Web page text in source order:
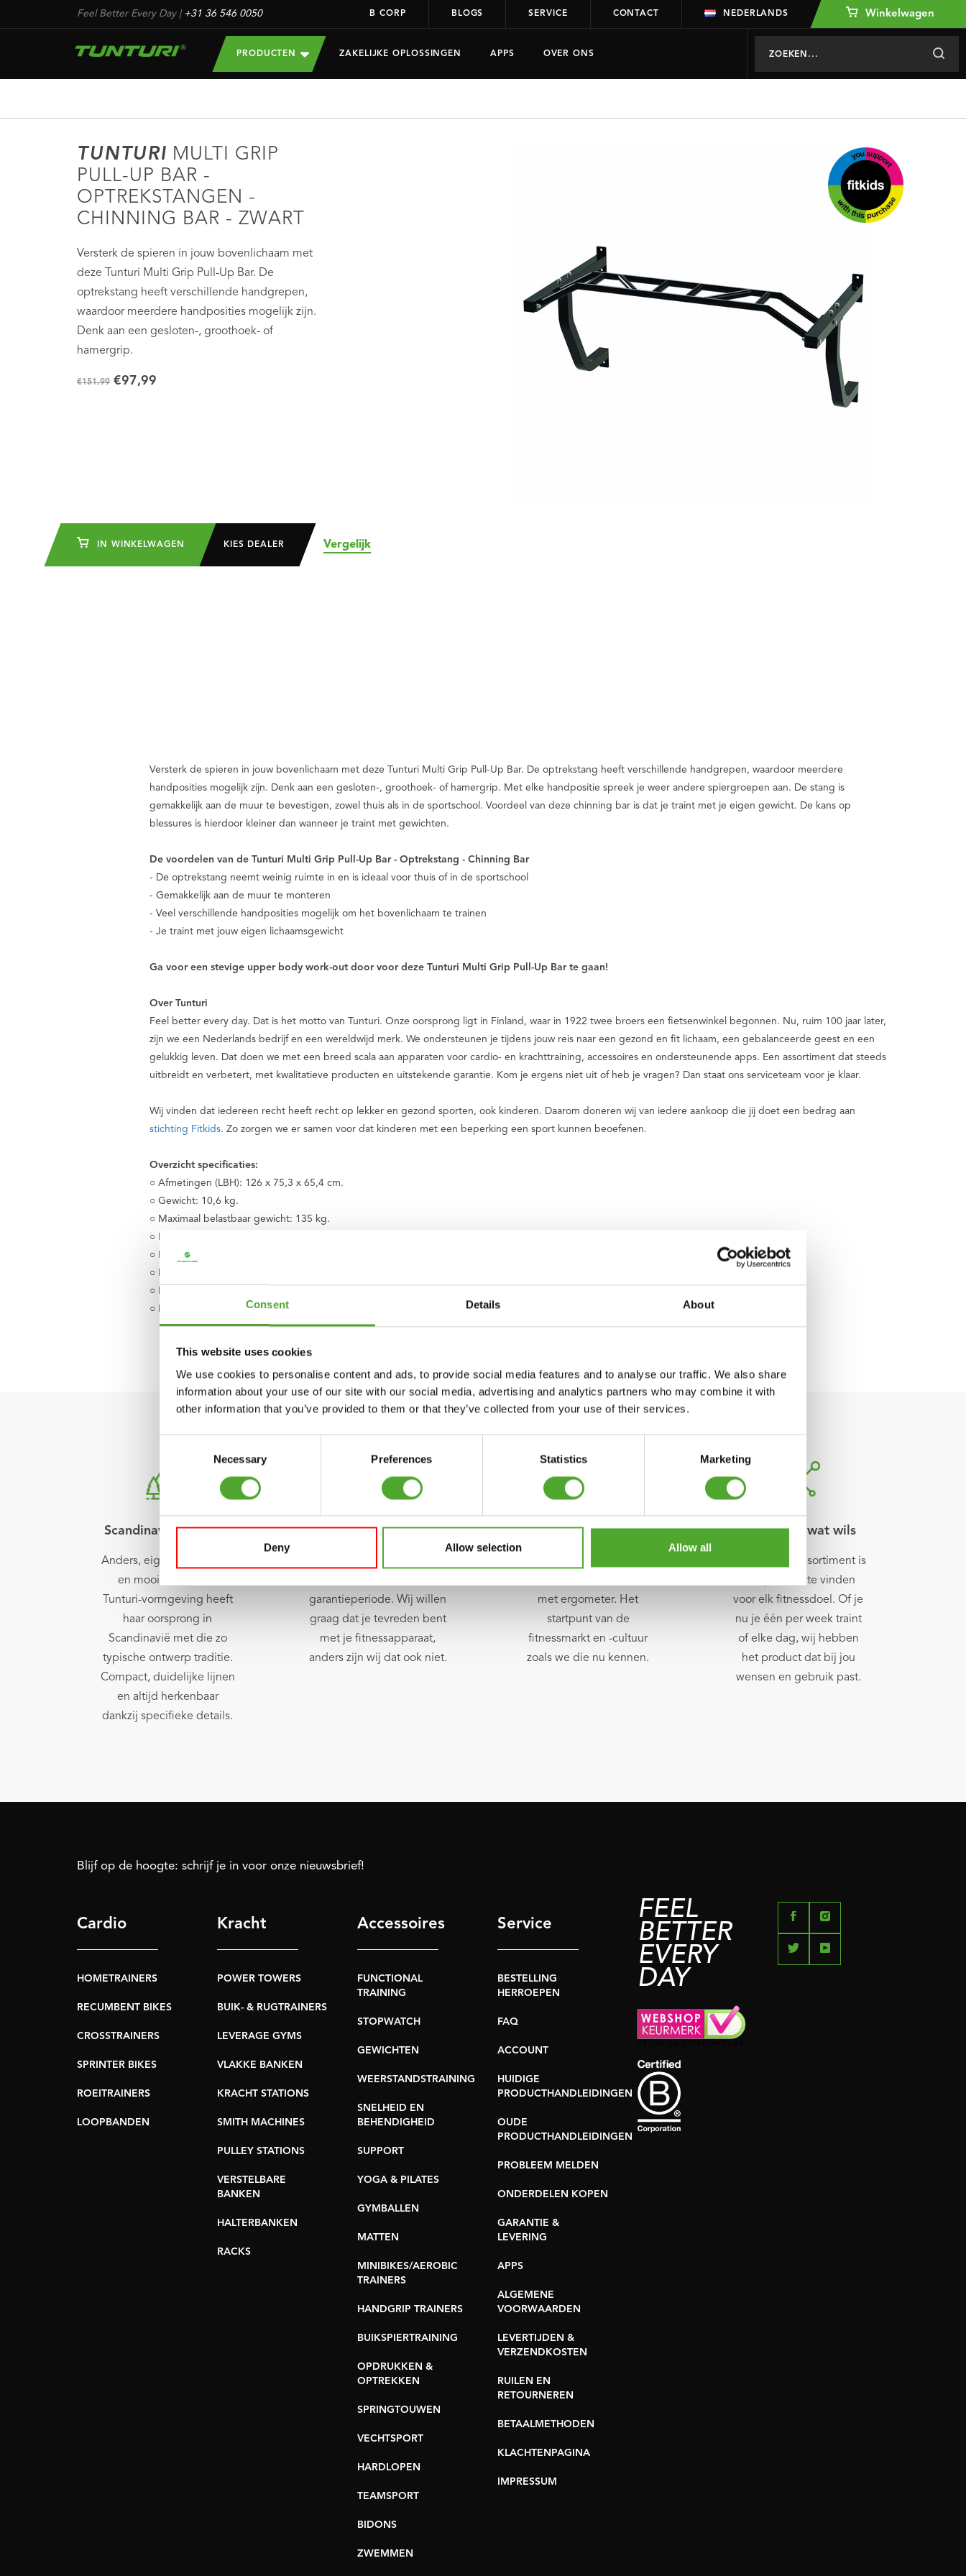
Consent Details About
This website uses cookies
We use cookies to personalise content and ads, to provide social media features and to analyse our traffic. We also share
information about your use of our site with our social media, advertising and analytics partners who may combine it with
other information that you’ve provided to them or that they’ve collected from your use of their services.
Necessary Preferences Statistics Marketing
Deny Allow selection Allow all
Feel Better Every Day| +31 36 546 0050 B CORP BLOGS SERVICE CONTACT NEDERLANDS Winkelwagen
PRODUCTEN ZAKELIJKE OPLOSSINGEN APPS OVER ONS
TUNTURI MULTI GRIP
PULL-UP BAR -
OPTREKSTANGEN -
CHINNING BAR - ZWART
Versterk de spieren in jouw bovenlichaam met
deze Tunturi Multi Grip Pull-Up Bar. De
optrekstang heeft verschillende handgrepen,
waardoor meerdere handposities mogelijk zijn.
Denk aan een gesloten-, groothoek- of
hamergrip.
€151,99 €97,99
IN WINKELWAGEN KIES DEALER Vergelijk
Versterk de spieren in jouw bovenlichaam met deze Tunturi Multi Grip Pull-Up Bar. De optrekstang heeft verschillende handgrepen, waardoor meerdere
handposities mogelijk zijn. Denk aan een gesloten-, groothoek- of hamergrip. Met elke handpositie spreek je weer andere spiergroepen aan. De stang is
gemakkelijk aan de muur te bevestigen, zowel thuis als in de sportschool. Voordeel van deze chinning bar is dat je traint met je eigen gewicht. De kans op
blessures is hierdoor kleiner dan wanneer je traint met gewichten.
De voordelen van de Tunturi Multi Grip Pull-Up Bar - Optrekstang - Chinning Bar
- De optrekstang neemt weinig ruimte in en is ideaal voor thuis of in de sportschool
- Gemakkelijk aan de muur te monteren
- Veel verschillende handposities mogelijk om het bovenlichaam te trainen
- Je traint met jouw eigen lichaamsgewicht
Ga voor een stevige upper body work-out door voor deze Tunturi Multi Grip Pull-Up Bar te gaan!
Over Tunturi
Feel better every day. Dat is het motto van Tunturi. Onze oorsprong ligt in Finland, waar in 1922 twee broers een fietsenwinkel begonnen. Nu, ruim 100 jaar later,
zijn we een Nederlands bedrijf en een wereldwijd merk. We ondersteunen je tijdens jouw reis naar een gezond en fit lichaam, een gebalanceerde geest en een
gelukkig leven. Dat doen we met een breed scala aan apparaten voor cardio- en krachttraining, accessoires en ondersteunende apps. Een assortiment dat steeds
uitbreidt en verbetert, met kwalitatieve producten en uitstekende garantie. Kom je ergens niet uit of heb je vragen? Dan staat ons serviceteam voor je klaar.
Wij vinden dat iedereen recht heeft recht op lekker en gezond sporten, ook kinderen. Daarom doneren wij van iedere aankoop die jij doet een bedrag aan
stichting Fitkids. Zo zorgen we er samen voor dat kinderen met een beperking een sport kunnen beoefenen.
Overzicht specificaties:
○ Afmetingen (LBH): 126 x 75,3 x 65,4 cm.
○ Gewicht: 10,6 kg.
○ Maximaal belastbaar gewicht: 135 kg.
○ Bevestigingsmateriaal niet inbegrepen
○ Kleur: Zwart
○ Materiaal: Kunststof
○ Productcode: 14TUSCF022
○ EAN code: 8717842026663
Scandinavisch design
Anders, eigenzinnig, strak
en mooi. De unieke
Tunturi-vormgeving heeft
haar oorsprong in
Scandinavië met die zo
typische ontwerp traditie.
Compact, duidelijke lijnen
en altijd herkenbaar
dankzij specifieke details.
Meerjarige garantie
garantieperiode. Wij willen
graag dat je tevreden bent
met je fitnessapparaat,
anders zijn wij dat ook niet.
Tunturi, de fitness pionier
met ergometer. Het
startpunt van de
fitnessmarkt en -cultuur
zoals we die nu kennen.
Voor ieder wat wils
In ons ruime assortiment is
een product te vinden
voor elk fitnessdoel. Of je
nu je één per week traint
of elke dag, wij hebben
het product dat bij jou
wensen en gebruik past.
Blijf op de hoogte: schrijf je in voor onze nieuwsbrief!
Cardio
HOMETRAINERS
RECUMBENT BIKES
CROSSTRAINERS
SPRINTER BIKES
ROEITRAINERS
LOOPBANDEN
Kracht
POWER TOWERS
BUIK- & RUGTRAINERS
LEVERAGE GYMS
VLAKKE BANKEN
KRACHT STATIONS
SMITH MACHINES
PULLEY STATIONS
VERSTELBARE
BANKEN
HALTERBANKEN
RACKS
Accessoires
FUNCTIONAL
TRAINING
STOPWATCH
GEWICHTEN
WEERSTANDSTRAINING
SNELHEID EN
BEHENDIGHEID
SUPPORT
YOGA & PILATES
GYMBALLEN
MATTEN
MINIBIKES/AEROBIC
TRAINERS
HANDGRIP TRAINERS
BUIKSPIERTRAINING
OPDRUKKEN &
OPTREKKEN
SPRINGTOUWEN
VECHTSPORT
HARDLOPEN
TEAMSPORT
BIDONS
ZWEMMEN
Service
BESTELLING
HERROEPEN
FAQ
ACCOUNT
HUIDIGE
PRODUCTHANDLEIDINGEN
OUDE
PRODUCTHANDLEIDINGEN
PROBLEEM MELDEN
ONDERDELEN KOPEN
GARANTIE &
LEVERING
APPS
ALGEMENE
VOORWAARDEN
LEVERTIJDEN &
VERZENDKOSTEN
RUILEN EN
RETOURNEREN
BETAALMETHODEN
KLACHTENPAGINA
IMPRESSUM
FEEL
BETTER
EVERY
DAY